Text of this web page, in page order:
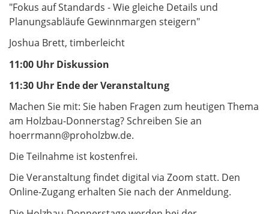
"Fokus auf Standards - Wie gleiche Details und
Planungsabläufe Gewinnmargen steigern"
Joshua Brett, timberleicht
11:00 Uhr Diskussion
11:30 Uhr Ende der Veranstaltung
Machen Sie mit: Sie haben Fragen zum heutigen Thema
am Holzbau-Donnerstag? Schreiben Sie an
hoerrmann@proholzbw.de.
Die Teilnahme ist kostenfrei.
Die Veranstaltung findet digital via Zoom statt. Den
Online-Zugang erhalten Sie nach der Anmeldung.